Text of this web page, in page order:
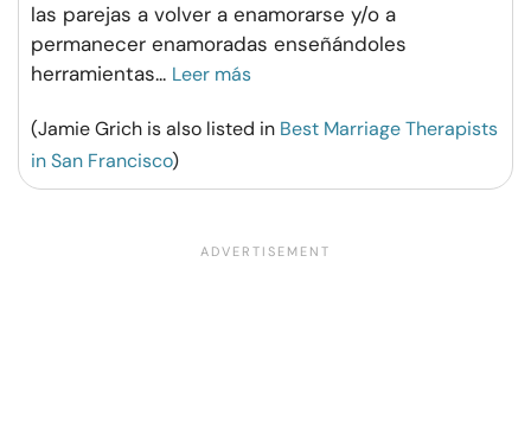
las parejas a volver a enamorarse y/o a
permanecer enamoradas enseñándoles
herramientas... Leer más
(Jamie Grich is also listed in Best Marriage Therapists
in San Francisco)